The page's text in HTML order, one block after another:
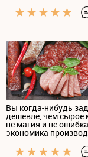
Вы когда-нибудь
дешевле, чем сырое
не магия и не
экономика